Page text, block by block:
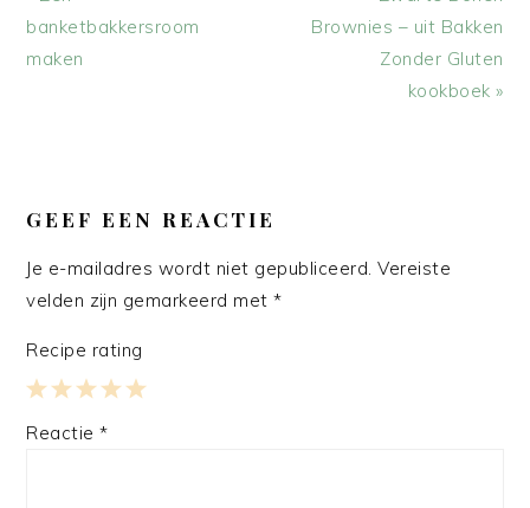
bericht:
banketbakkersroom
maken
bericht:
Brownies – uit Bakken
Zonder Gluten
kookboek »
INTERACTIES
GEEF EEN REACTIE
Je e-mailadres wordt niet gepubliceerd. Vereiste
velden zijn gemarkeerd met*
Recipe rating
4
3
2
1
Reactie*